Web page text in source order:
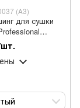
(А3)
для сушки
⌀ 45 мм
шт.